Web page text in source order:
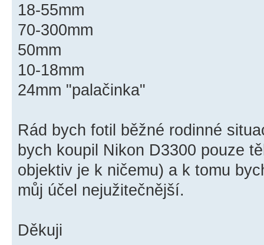
18-55mm
70-300mm
50mm
10-18mm
24mm "palačinka"
Rád bych fotil běžné rodinné
bych koupil Nikon D3300 pouze
objektiv je k ničemu) a k tomu
můj účel nejužitečnější.
Děkuji